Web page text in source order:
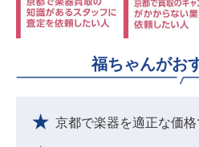
福ちゃんがお
京都で楽器を適正な価